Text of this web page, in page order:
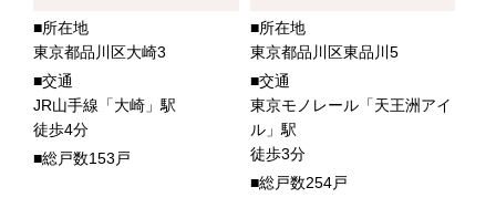
■所在地
東京都品川区大崎3
■交通
JR山手線「大崎」駅
徒歩4分
■総戸数153戸
■所在地
東京都品川区東品川5
■交通
東京モノレール「天王洲アイ
ル」駅
徒歩3分
■総戸数254戸